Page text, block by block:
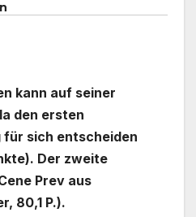
kann auf seiner
den ersten
sich entscheiden
Der zweite
Prev aus
80,1 P.).